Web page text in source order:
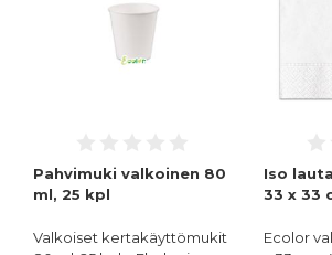
Pahvimuki valkoinen 80
ml, 25 kpl
Valkoiset kertakäyttömukit
Iso
33 x 33
Ecolor